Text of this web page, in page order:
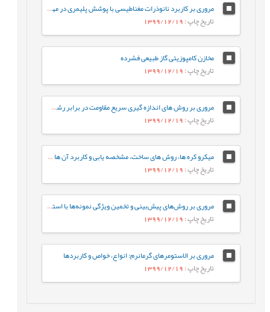
مروری بر کاربرد نانوذرات مغناطیسی با پوشش پلیمری در مهندسی بافت
تاریخ چاپ: 1399/12/19
مخازن کامپوزیتی گاز طبیعی فشرده
تاریخ چاپ: 1399/12/19
مروری بر روش های اندازه گیری سریع مقاومت در برابر رشد آهسته ترک پلی اتیلن سنگین
تاریخ چاپ: 1399/12/19
میکرو کره ها، روش های ساخت، مشخصه يابی و کاربرد آن ها در دارورسانی
تاریخ چاپ: 1399/12/19
مروری بر روش‌های پیش‌بینی و تخمین ویژگی نمونه‌ها با استفاده از روش‌های تجزیه‌ای و الگوریتم‌های یادگیری ماشین
تاریخ چاپ: 1399/12/19
مروری بر الاستومرهای گرمانرم: انواع، خواص و کاربردها
تاریخ چاپ: 1399/12/19